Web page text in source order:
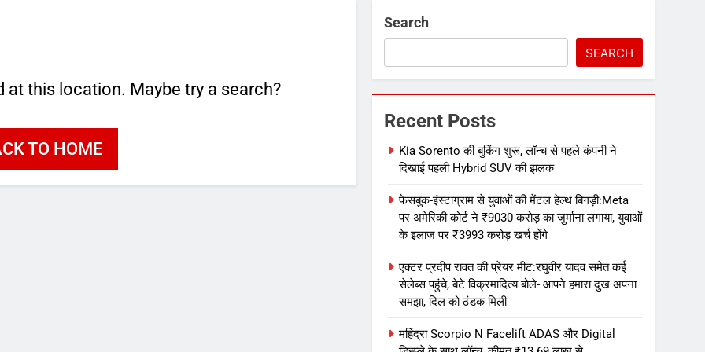
this location. Maybe try a search?
TO HOME
Search
SEARCH
Recent Posts
Kia Sorento की बुकिंग शुरू, लॉन्च से पहले कंपनी ने
दिखाई पहली Hybrid SUV की झलक
फेसबुक-इंस्टाग्राम से युवाओं की मेंटल हेल्थ बिगड़ी:Meta
पर अमेरिकी कोर्ट ने ₹9030 करोड़ का जुर्माना लगाया, युवाओं
के इलाज पर ₹3993 करोड़ खर्च होंगे
एक्टर प्रदीप रावत की प्रेयर मीट:रघुवीर यादव समेत कई
सेलेब्स पहुंचे, बेटे विक्रमादित्य बोले- आपने हमारा दुख अपना
समझा, दिल को ठंडक मिली
महिंद्रा Scorpio N Facelift ADAS और Digital